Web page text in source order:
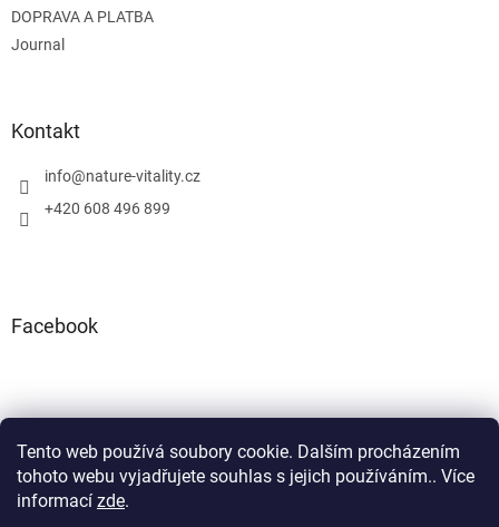
Tento web používá soubory cookie. Dalším procházením
tohoto webu vyjadřujete souhlas s jejich používáním.. Více
informací zde.
DOPRAVA A PLATBA
Journal
Kontakt
info@nature-vitality.cz
+420 608 496 899
Facebook
Instagram